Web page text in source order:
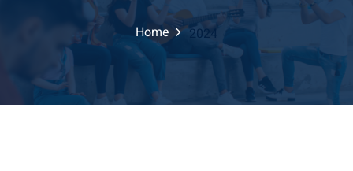
Home 2024